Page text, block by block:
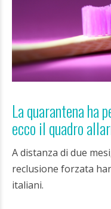
La quarantena ha
ecco il quadro
A distanza di due
reclusione forzata
italiani.